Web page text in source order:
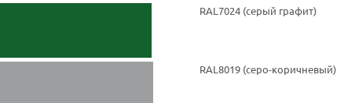
RAL7024 (серый графит)
RAL8019 (серо-коричневый)